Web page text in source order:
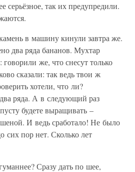
серьёзное, так их предупредили.
в машину кинули завтра же.
два ряда бананов. Мухтар
говорили же, что снесут только
сказали: так ведь твои ж
хотели, что ли?
ряда. А в следующий раз
будете выращивать –
И ведь сработало! Не было
сих пор нет. Сколько лет
Сразу дать по шее,